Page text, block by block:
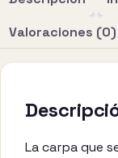
Valoraciones (0)
La carpa que